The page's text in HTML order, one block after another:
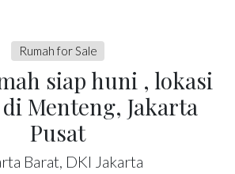
Rumah for Sale
siap huni , lokasi
Menteng, Jakarta
Pusat
Barat, DKI Jakarta